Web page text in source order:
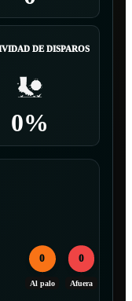
DE DISPAROS
0%
0
Al palo
0
Afuera